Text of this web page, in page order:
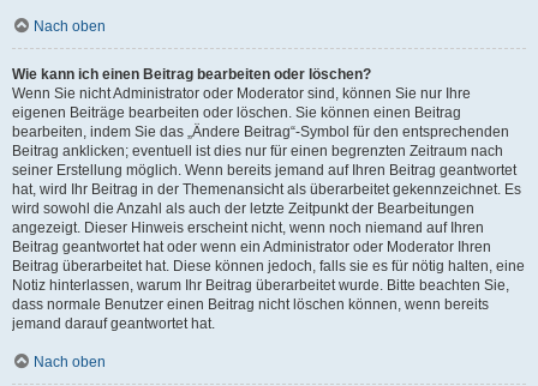
Nach oben
Wie kann ich einen Beitrag bearbeiten oder löschen?
Wenn Sie nicht Administrator oder Moderator sind, können Sie nur Ihre
eigenen Beiträge bearbeiten oder löschen. Sie können einen Beitrag
bearbeiten, indem Sie das „Ändere Beitrag“-Symbol für den entsprechenden
Beitrag anklicken; eventuell ist dies nur für einen begrenzten Zeitraum nach
seiner Erstellung möglich. Wenn bereits jemand auf Ihren Beitrag geantwortet
hat, wird Ihr Beitrag in der Themenansicht als überarbeitet gekennzeichnet. Es
wird sowohl die Anzahl als auch der letzte Zeitpunkt der Bearbeitungen
angezeigt. Dieser Hinweis erscheint nicht, wenn noch niemand auf Ihren
Beitrag geantwortet hat oder wenn ein Administrator oder Moderator Ihren
Beitrag überarbeitet hat. Diese können jedoch, falls sie es für nötig halten, eine
Notiz hinterlassen, warum Ihr Beitrag überarbeitet wurde. Bitte beachten Sie,
dass normale Benutzer einen Beitrag nicht löschen können, wenn bereits
jemand darauf geantwortet hat.
Nach oben